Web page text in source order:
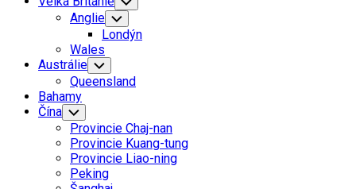
Child
Menu
Anglie Toggle
Child
Menu
Londýn
Wales
Austrálie Toggle
Child
Menu
Queensland
Bahamy
Čína Toggle
Child
Menu
Provincie Chaj-nan
Provincie Kuang-tung
Provincie Liao-ning
Peking